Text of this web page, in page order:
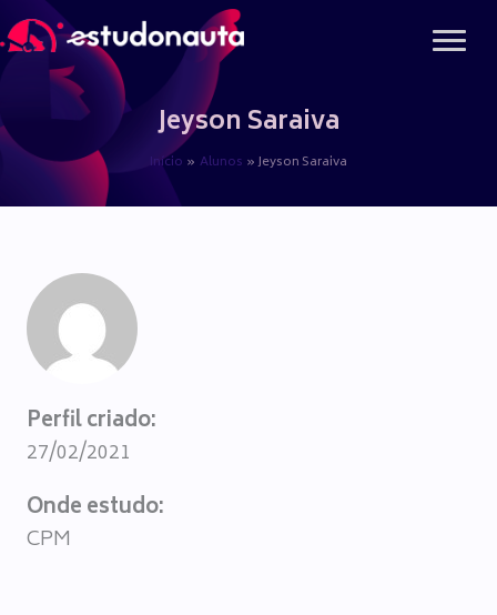
para
conteúdo
Jeyson Saraiva
Início Alunos Jeyson Saraiva
Perfil criado:
27/02/2021
Onde estudo:
CPM